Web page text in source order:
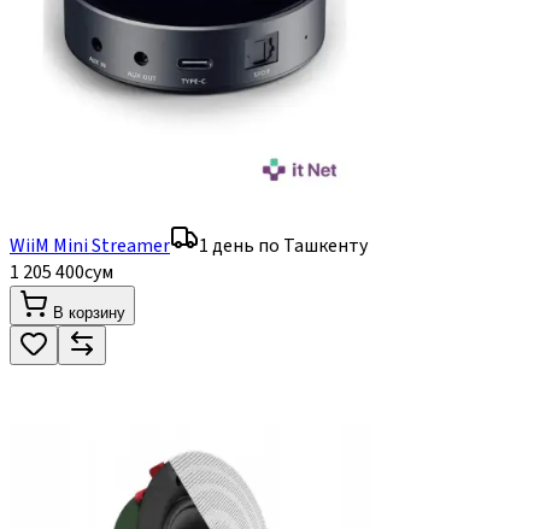
WiiM Mini Streamer
1 день по Ташкенту
1 205 400сум
В корзину